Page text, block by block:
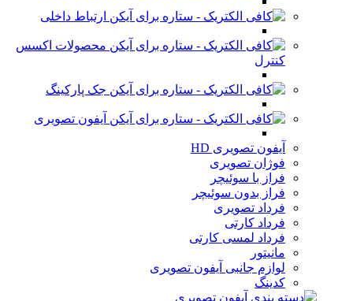
ارتباط داخلی
محصولات اکسس
کنترل
جک پارکینگ
آیفون تصویری
آیفون تصویری HD
فوژان تصویری
فراز با سوئیچر
فراز بدون سوئیچر
فرداد تصویری
فرداد کارتی
فرداد لمسی کارتی
مانیتور
لوازم جانبی آیفون تصویری
کدینگ